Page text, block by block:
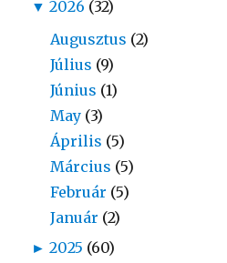
▼ 2026 (32)
Augusztus (2)
Július (9)
Június (1)
May (3)
Április (5)
Március (5)
Február (5)
Január (2)
► 2025 (60)